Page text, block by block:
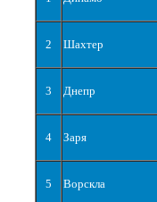
2 Шахтер
3 Днепр
4 Заря
5 Ворскла